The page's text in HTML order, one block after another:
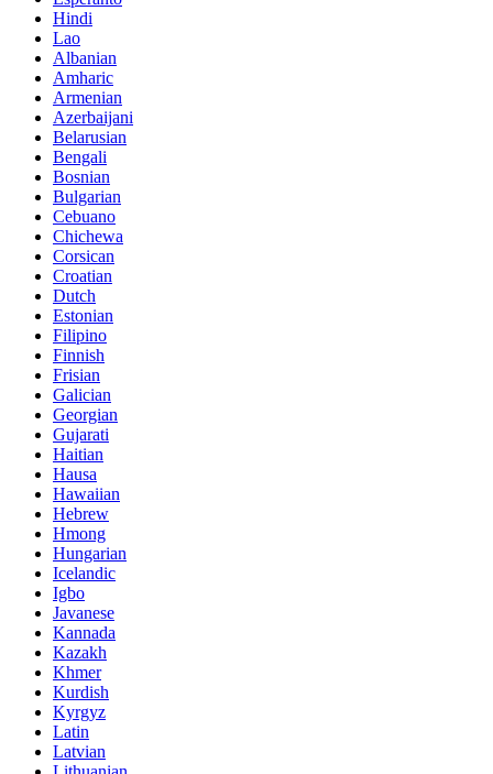
Hindi
Lao
Albanian
Amharic
Armenian
Azerbaijani
Belarusian
Bengali
Bosnian
Bulgarian
Cebuano
Chichewa
Corsican
Croatian
Dutch
Estonian
Filipino
Finnish
Frisian
Galician
Georgian
Gujarati
Haitian
Hausa
Hawaiian
Hebrew
Hmong
Hungarian
Icelandic
Igbo
Javanese
Kannada
Kazakh
Khmer
Kurdish
Kyrgyz
Latin
Latvian